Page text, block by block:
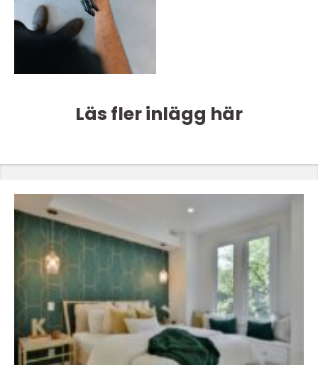
Läs fler inlägg här